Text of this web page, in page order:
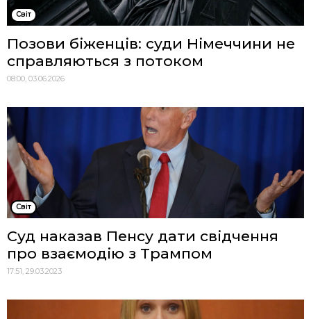
Cвіт
Позови біженців: суди Німеччини не
справляються з потоком
08:00, 03.06.2026
Cвіт
Суд наказав Пенсу дати свідчення
про взаємодію з Трампом
17:51, 29.03.2023